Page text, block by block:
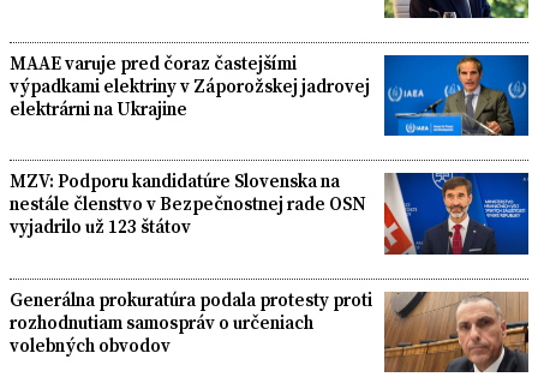
MAAE varuje pred čoraz častejšími
výpadkami elektriny v Záporožskej jadrovej
elektrárni na Ukrajine
MZV: Podporu kandidatúre Slovenska na
nestále členstvo v Bezpečnostnej rade OSN
vyjadrilo už 123 štátov
Generálna prokuratúra podala protesty proti
rozhodnutiam samospráv o určeniach
volebných obvodov